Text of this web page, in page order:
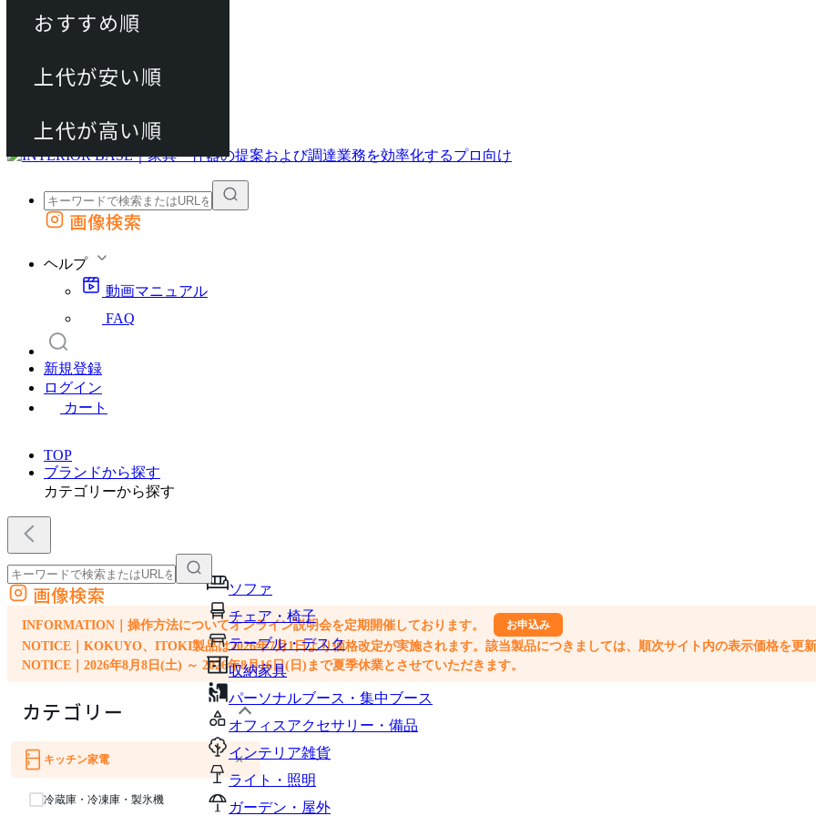
動画マニュアル
カート
外部サイトの商品をカートに追加
画像検索
ヘルプ
動画マニュアル
FAQ
新規登録
ログイン
カート
TOP
ブランドから探す
カテゴリーから探す
ソファ
チェア・椅子
テーブル・デスク
収納家具
パーソナルブース・集中ブース
オフィスアクセサリー・備品
インテリア雑貨
ライト・照明
ガーデン・屋外
外部サイトの商品をカートに追加
他のサイトで見つけた商品ページのURLを貼り付けて、カートに追加できます
画像検索
INFORMATION｜操作方法についてオンライン説明会を定期開催しております。 お申込み
NOTICE｜KOKUYO、ITOKI製品は2026年7月1日より価格改定が実施されます。該当製品につきましては、順次サイト内の表示価格を更新
NOTICE｜2026年8月8日(土) ～ 2026年8月16日(日)まで夏季休業とさせていただきます。
カテゴリー
生活家電
キッチン家電 ×
冷蔵庫・冷凍庫・製氷機
おすすめ順
上代が安い順
上代が高い順